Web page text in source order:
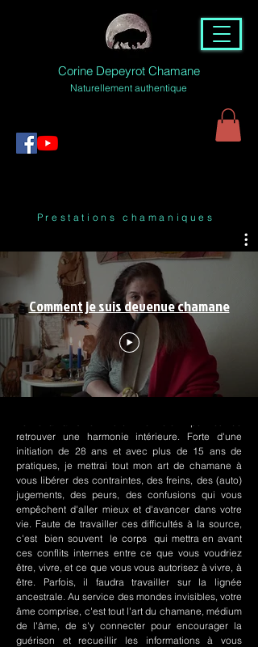
Corine Depeyrot Chamane
Naturellement authentique
Prestations chamaniques
Comment je suis devenue chamane
retrouver une harmonie intérieure. Forte d'une
initiation de 28 ans et avec plus de 15 ans de
pratiques, je mettrai tout mon art de chamane à
vous libérer des contraintes, des freins, des (auto)
jugements, des peurs, des confusions qui vous
empêchent d'aller mieux et d'avancer dans votre
vie. Faute de travailler ces difficultés à la source,
c'est bien souvent le corps qui mettra en avant
ces conflits internes entre ce que vous voudriez
être, vivre, et ce que vous vous autorisez à vivre, à
être. Parfois, il faudra travailler sur la lignée
ancestrale. Au service des mondes invisibles, votre
âme comprise, c'est tout l'art du chamane, médium
de l'âme, de s'y connecter pour encourager la
guérison et recueillir les informations à vous